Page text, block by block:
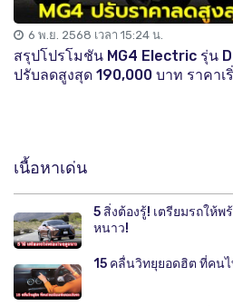
6 พ.ย. 2568 เวลา 15:24 น.
สรุปโปรโมชัน MG4 Electric รุ่น
ปรับลดสูงสุด 190,000 บาท ราคาเ
เนื้อหาเด่น
5 สิ่งต้องรู้! เตรียมรถให้
หนาว!
15 คลื่นวิทยุยอดฮิต ที่คน